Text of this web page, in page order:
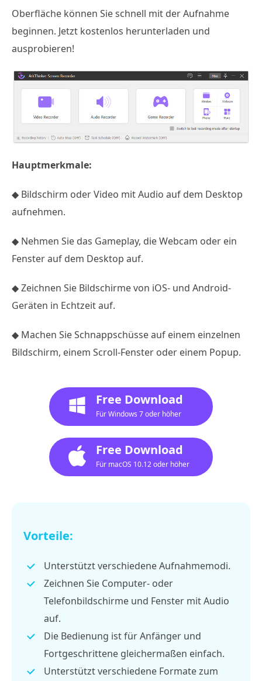
Oberfläche können Sie schnell mit der Aufnahme
beginnen. Jetzt kostenlos herunterladen und
ausprobieren!
Hauptmerkmale:
◆ Bildschirm oder Video mit Audio auf dem Desktop
aufnehmen.
◆ Nehmen Sie das Gameplay, die Webcam oder ein
Fenster auf dem Desktop auf.
◆ Zeichnen Sie Bildschirme von iOS- und Android-
Geräten in Echtzeit auf.
◆ Machen Sie Schnappschüsse auf einem einzelnen
Bildschirm, einem Scroll-Fenster oder einem Popup.
Free Download
Für Windows 7 oder höher
Free Download
Für macOS 10.12 oder höher
Vorteile:
Unterstützt verschiedene Aufnahmemodi.
Zeichnen Sie Computer- oder
Telefonbildschirme und Fenster mit Audio
auf.
Die Bedienung ist für Anfänger und
Fortgeschrittene gleichermaßen einfach.
Unterstützt verschiedene Formate zum